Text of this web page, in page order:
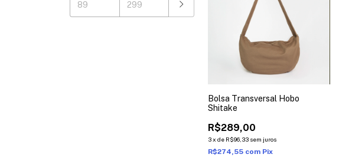
Bolsa Transversal Hobo
Shitake
R$289,00
3xde R$96,33 sem juros
R$274,55 com Pix